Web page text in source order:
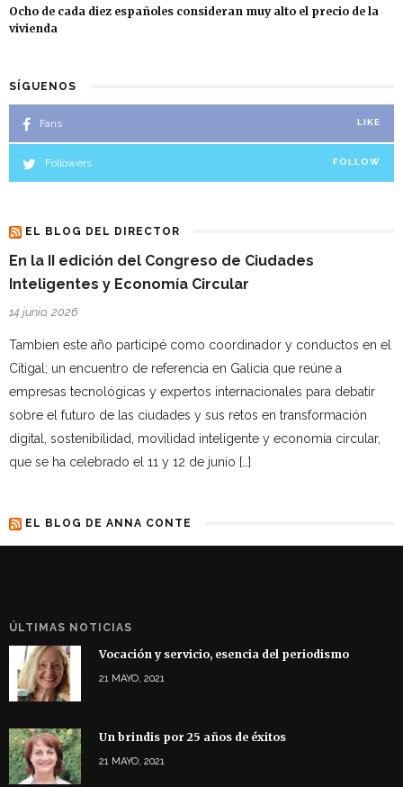
Ocho de cada diez españoles consideran muy alto el precio de la
vivienda
SÍGUENOS
Fans LIKE
Followers FOLLOW
EL BLOG DEL DIRECTOR
En la II edición del Congreso de Ciudades
Inteligentes y Economía Circular
14 junio, 2026
Tambien este año participé como coordinador y conductos en el
Citigal; un encuentro de referencia en Galicia que reúne a
empresas tecnológicas y expertos internacionales para debatir
sobre el futuro de las ciudades y sus retos en transformación
digital, sostenibilidad, movilidad inteligente y economía circular,
que se ha celebrado el 11 y 12 de junio […]
EL BLOG DE ANNA CONTE
ÚLTIMAS NOTICIAS
Vocación y servicio, esencia del periodismo
21 MAYO, 2021
Un brindis por 25 años de éxitos
21 MAYO, 2021